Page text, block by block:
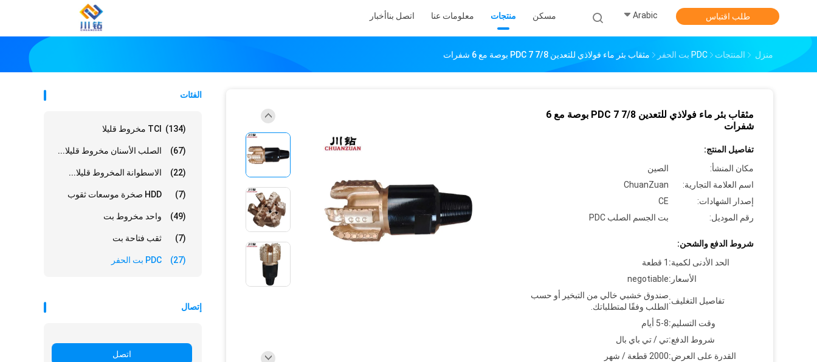
مسكن منتجات معلومات عنا اتصل بناأخبار Arabic طلب اقتباس
منزل المنتجات PDC بت الحفر مثقاب بئر ماء فولاذي للتعدين PDC 7 7/8 بوصة مع 6 شفرات
الفئات
TCI مخروط قليلا (134)
الصلب الأسنان مخروط قليلا... (67)
الاسطوانة المخروط قليلا... (22)
HDD صخرة موسعات ثقوب (7)
واحد مخروط بت (49)
ثقب فتاحة بت (7)
PDC بت الحفر (27)
إتصال
اتصل
مثقاب بئر ماء فولاذي للتعدين PDC 7 7/8 بوصة مع 6
شفرات
تفاصيل المنتج:
مكان المنشأ:
الصين
اسم العلامة التجارية:
ChuanZuan
إصدار الشهادات:
CE
رقم الموديل:
بت الجسم الصلب PDC
شروط الدفع والشحن:
الحد الأدنى لكمية: 1 قطعة
الأسعار:negotiable
تفاصيل التغليف:
صندوق خشبي خالي من التبخير أو حسب
الطلب وفقًا لمتطلباتك.
وقت التسليم:5-8 أيام
شروط الدفع:تي / تي باي بال
القدرة على العرض:2000 قطعة / شهر